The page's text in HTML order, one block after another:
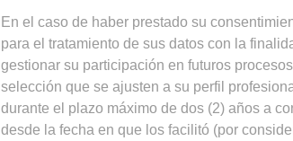
En el caso de haber prestado su
para el tratamiento de sus datos con la
gestionar su participación en futuros
selección que se ajusten a su perfil
durante el plazo máximo de dos (2) años a
desde la fecha en que los facilitó (por